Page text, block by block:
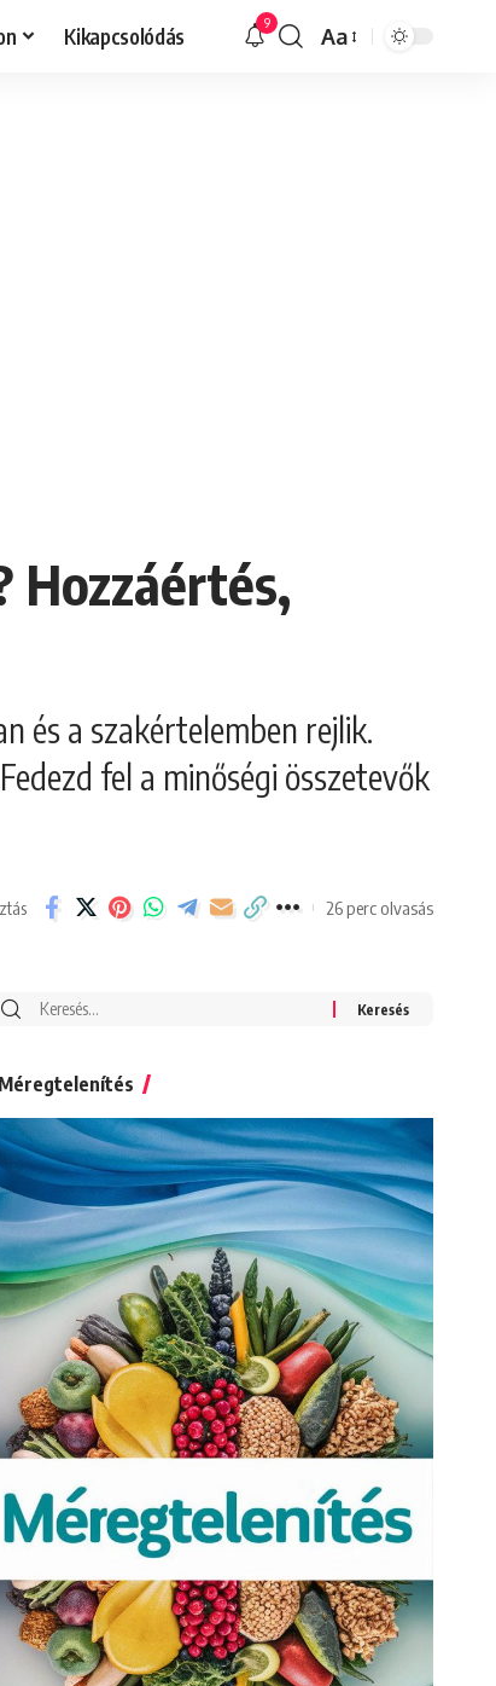
Kikapcsolódás 9
Font
Aa
Hozzáértés,
és a szakértelemben rejlik.
fel a minőségi összetevők
26 perc olvasás
Search
Méregtelenítés